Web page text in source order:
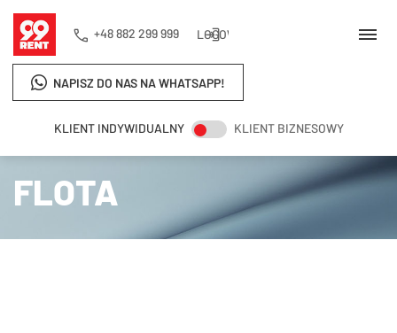
KLIENT INDYWIDUALNY KLIENT BIZNESOWY
NAPISZ DO NAS NA WHATSAPP!
+48 882 299 999 LOGOWANIE
Strona główna Flota
FLOTA